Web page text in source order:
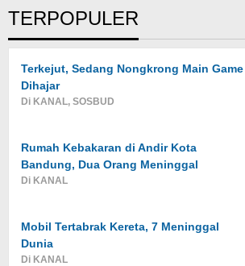
TERPOPULER
Terkejut, Sedang Nongkrong Main Game
Dihajar
Di KANAL, SOSBUD
Rumah Kebakaran di Andir Kota
Bandung, Dua Orang Meninggal
Di KANAL
Mobil Tertabrak Kereta, 7 Meninggal
Dunia
Di KANAL